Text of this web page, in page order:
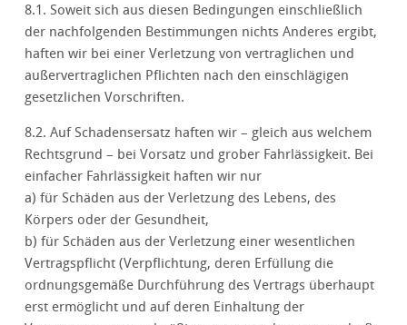
8.1. Soweit sich aus diesen Bedingungen einschließlich
der nachfolgenden Bestimmungen nichts Anderes ergibt,
haften wir bei einer Verletzung von vertraglichen und
außervertraglichen Pflichten nach den einschlägigen
gesetzlichen Vorschriften.
8.2. Auf Schadensersatz haften wir – gleich aus welchem
Rechtsgrund – bei Vorsatz und grober Fahrlässigkeit. Bei
einfacher Fahrlässigkeit haften wir nur
a) für Schäden aus der Verletzung des Lebens, des
Körpers oder der Gesundheit,
b) für Schäden aus der Verletzung einer wesentlichen
Vertragspflicht (Verpflichtung, deren Erfüllung die
ordnungsgemäße Durchführung des Vertrags überhaupt
erst ermöglicht und auf deren Einhaltung der